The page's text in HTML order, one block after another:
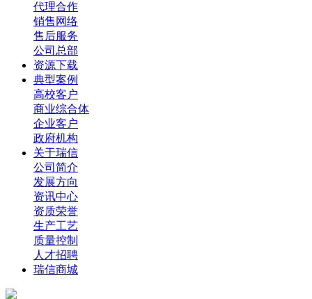
代理合作
销售网络
售后服务
公司总部
资源下载
典型案例
高校客户
商业综合体
企业客户
政府机构
关于瑞信
公司简介
发展方向
资讯中心
资质荣誉
生产工艺
质量控制
人才招聘
瑞信商城